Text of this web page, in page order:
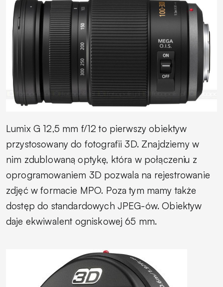
Lumix G 12,5 mm f/12 to pierwszy obiektyw
przystosowany do fotografii 3D. Znajdziemy w
nim zdublowaną optykę, która w połączeniu z
oprogramowaniem 3D pozwala na rejestrowanie
zdjęć w formacie MPO. Poza tym mamy także
dostęp do standardowych JPEG-ów. Obiektyw
daje ekwiwalent ogniskowej 65 mm.